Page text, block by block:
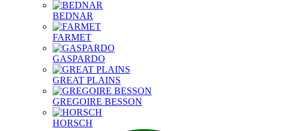
BEDNAR
FARMET
GASPARDO
GREAT PLAINS
GREGOIRE BESSON
HORSCH